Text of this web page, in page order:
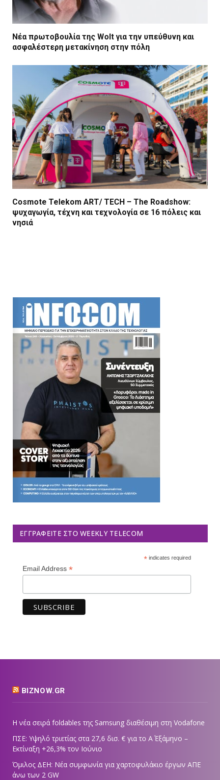
Νέα πρωτοβουλία της Wolt για την υπεύθυνη και
ασφαλέστερη μετακίνηση στην πόλη
Cosmote Telekom ART/ TECH – The Roadshow:
ψυχαγωγία, τέχνη και τεχνολογία σε 16 πόλεις και
νησιά
ΕΓΓΡΑΦΕΊΤΕ ΣΤΟ WEEKLY TELECOM
*indicates required
Email Address *
BIZNOW.GR
Η νέα σειρά foldables της Samsung διαθέσιμη στη Vodafone
ΠΣΕ: Υψηλό τριετίας στα 27,6 δισ. € για το Α΄ Εξάμηνο –
Εκτίναξη +26,3% τον Ιούνιο
Όμιλος ΔΕΗ: Νέα συμφωνία για χαρτοφυλάκιο έργων ΑΠΕ
άνω των 2 GW